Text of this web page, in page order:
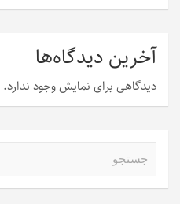
آخرین دیدگاه‌ها
دیدگاهی برای نمایش وجود ندارد.